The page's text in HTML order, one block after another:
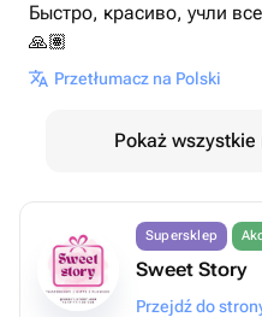
Быстро, красиво, учли
🙏🏽
Przetłumacz na Polski
Pokaż
Supersklep
Sweet Story
Przejdź do